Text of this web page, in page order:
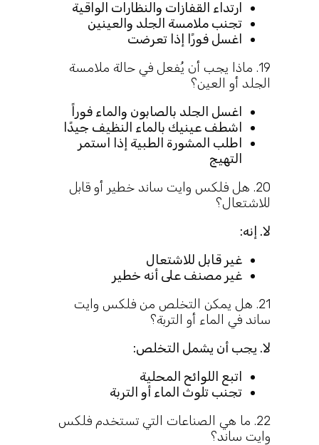
ارتداء القفازات والنظارات الواقية
تجنب ملامسة الجلد والعينين
اغسل فورًا إذا تعرضت
19. ماذا يجب أن يُفعل في حالة ملامسة
الجلد أو العين؟
اغسل الجلد بالصابون والماء فوراً
اشطف عينيك بالماء النظيف جيدًا
اطلب المشورة الطبية إذا استمر
التهيج
20. هل فلكس وايت ساند خطير أو قابل
للاشتعال؟
لا. إنه:
غير قابل للاشتعال
غير مصنف على أنه خطير
21. هل يمكن التخلص من فلكس وايت
ساند في الماء أو التربة؟
لا. يجب أن يشمل التخلص:
اتبع اللوائح المحلية
تجنب تلوث الماء أو التربة
22. ما هي الصناعات التي تستخدم فلكس
وايت ساند؟